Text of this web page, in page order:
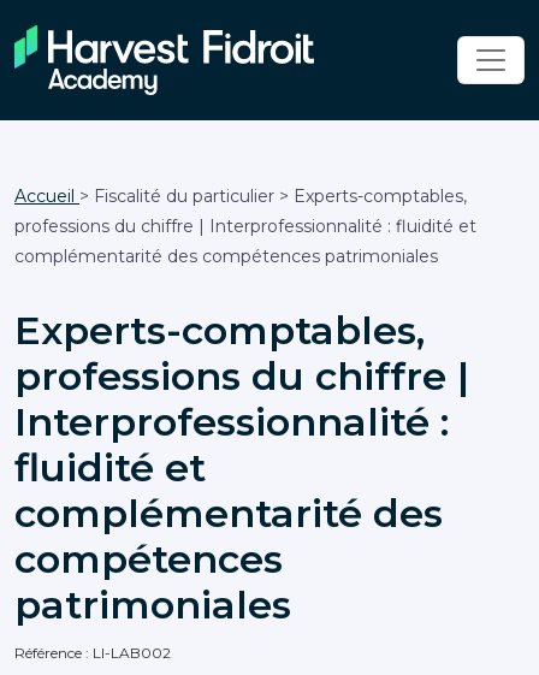
Accueil > Fiscalité du particulier > Experts-comptables,
professions du chiffre | Interprofessionnalité : fluidité et
complémentarité des compétences patrimoniales
Experts-comptables,
professions du chiffre |
Interprofessionnalité :
fluidité et
complémentarité des
compétences
patrimoniales
Référence : LI-LAB002